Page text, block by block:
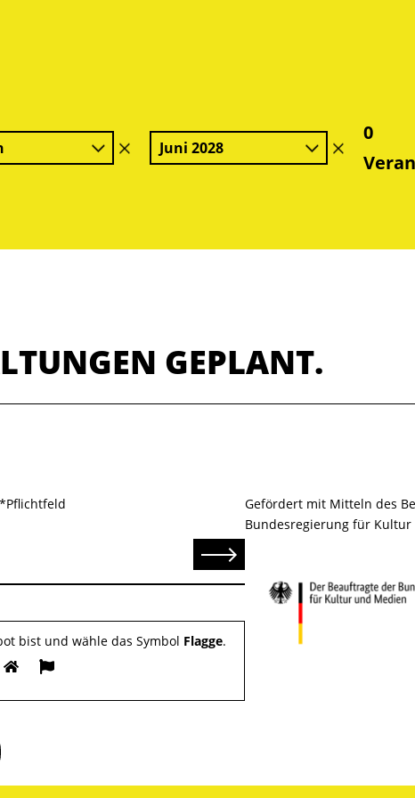
Filter
löschen
Juni 2028
Filter
löschen
0
GEPLANT.
Senden
bist und wähle das Symbol Flagge.
Gefördert mit Mitteln des
Bundesregierung für